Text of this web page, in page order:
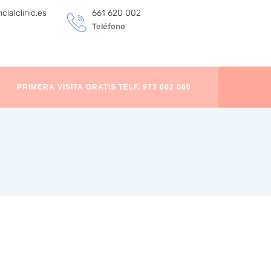
661 620 002
Teléfono
PRIMERA VISITA GRATIS TELF. 973 002 000